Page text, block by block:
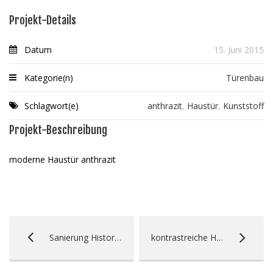
Projekt-Details
Datum 15. Juni 2015
Kategorie(n) Türenbau
Schlagwort(e) anthrazit, Haustür, Kunststoff
Projekt-Beschreibung
moderne Haustür anthrazit
Sanierung Historische Fenster kontrastreiche Haustür